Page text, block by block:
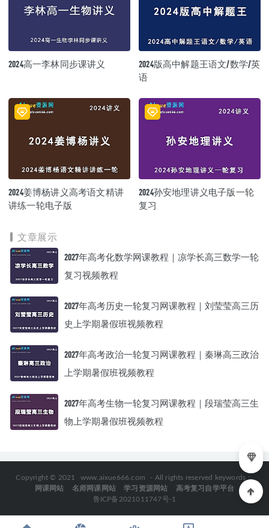
2024高一李林同步课讲义
2024版高中解题王语文/数学/英
语
2024姜博杨讲义高考语文精讲
讲练一轮电子版
2024孙安地理讲义电子版一轮
复习
文章展示
2027年高考化数学网课教程｜凉学长高三数学一轮
复习视频教程
2027年高考历史一轮复习网课教程｜刘莹莹高三历
史上学期暑假班视频教程
2027年高考政治一轮复习网课教程｜秦琳高三政治
上学期暑假班视频教程
2027年高考生物一轮复习网课教程｜段瑞莹高三生
物上学期暑假班视频教程
Copyright © 2021 www.aixue666.com
- All rights reserved keywords：
网课网站
名师网课网站 学习资源网站
高考复习自学平台
鲁ICP备2021011747号-1